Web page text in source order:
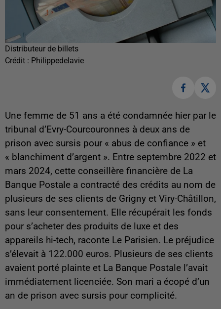
Distributeur de billets
Crédit : Philippedelavie
Une femme de 51 ans a été condamnée hier par le
tribunal d’Evry-Courcouronnes à deux ans de
prison avec sursis pour « abus de confiance » et
« blanchiment d’argent ». Entre septembre 2022 et
mars 2024, cette conseillère financière de La
Banque Postale a contracté des crédits au nom de
plusieurs de ses clients de Grigny et Viry-Châtillon,
sans leur consentement. Elle récupérait les fonds
pour s’acheter des produits de luxe et des
appareils hi-tech, raconte Le Parisien. Le préjudice
s’élevait à 122.000 euros. Plusieurs de ses clients
avaient porté plainte et La Banque Postale l’avait
immédiatement licenciée. Son mari a écopé d’un
an de prison avec sursis pour complicité.